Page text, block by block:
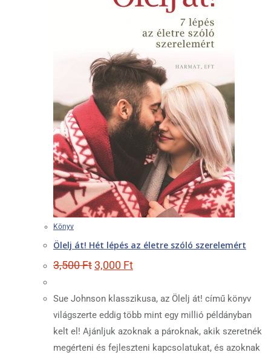
Könyv
Ölelj át! Hét lépés az életre szóló szerelemért
3,500Ft Original
price
3,500 Ft.
3,000 FtCurrent
price
3,000 Ft.
Sue Johnson klasszikusa, az Ölelj át! című könyv
világszerte eddig több mint egy millió példányban
kelt el! Ajánljuk azoknak a pároknak, akik szeretnék
megérteni és fejleszteni kapcsolatukat, és azoknak